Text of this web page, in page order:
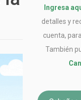
Ingresa
detalles y
cuenta,
También